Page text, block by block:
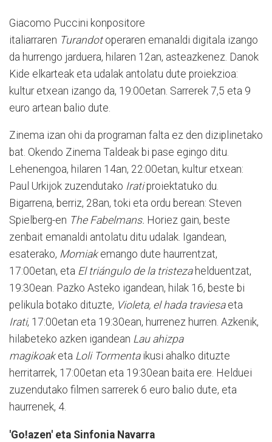
Giacomo Puccini konpositore
italiarraren Turandot operaren emanaldi digitala izango
da hurrengo jarduera, hilaren 12an, asteazkenez. Danok
Kide elkarteak eta udalak antolatu dute proiekzioa:
kultur etxean izango da, 19:00etan. Sarrerek 7,5 eta 9
euro artean balio dute.
Zinema izan ohi da programan falta ez den diziplinetako
bat. Okendo Zinema Taldeak bi pase egingo ditu.
Lehenengoa, hilaren 14an, 22:00etan, kultur etxean:
Paul Urkijok zuzendutako Iratiproiektatuko du.
Bigarrena, berriz, 28an, toki eta ordu berean: Steven
Spielberg-en The Fabelmans. Horiez gain, beste
zenbait emanaldi antolatu ditu udalak. Igandean,
esaterako, Momiak emango dute haurrentzat,
17:00etan, eta El triángulo de la tristeza helduentzat,
19:30ean. Pazko Asteko igandean, hilak 16, beste bi
pelikula botako dituzte, Violeta, el hada traviesa eta
Irati, 17:00etan eta 19:30ean, hurrenez hurren. Azkenik,
hilabeteko azken igandean Lau ahizpa
magikoak eta Loli Tormenta ikusi ahalko dituzte
herritarrek, 17:00etan eta 19:30ean baita ere. Helduei
zuzendutako filmen sarrerek 6 euro balio dute, eta
haurrenek, 4.
'Go!azen' eta Sinfonia Navarra